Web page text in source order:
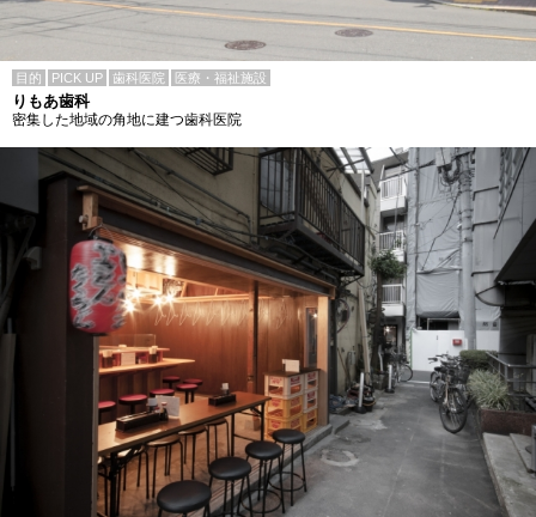
目的 PICK UP 歯科医院 医療・福祉施設
りもあ歯科
密集した地域の角地に建つ歯科医院